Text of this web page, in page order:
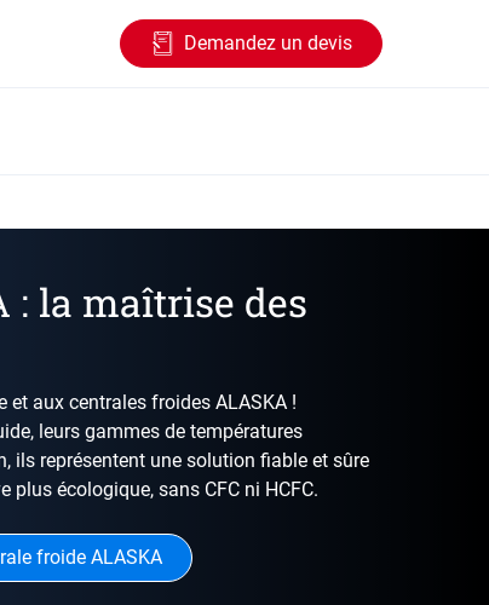
Demandez un devis
: la maîtrise des
aux centrales froides ALASKA !
leurs gammes de températures
ils représentent une solution fiable et sûre
écologique, sans CFC ni HCFC.
froide ALASKA